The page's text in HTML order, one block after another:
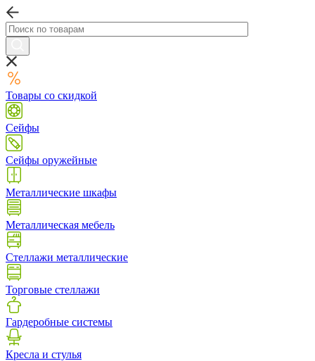
Товары со скидкой
Сейфы
Сейфы оружейные
Металлические шкафы
Металлическая мебель
Стеллажи металлические
Торговые стеллажи
Гардеробные системы
Кресла и стулья